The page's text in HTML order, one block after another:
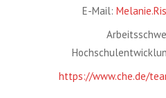
E-Mail:
https://www.che.de/